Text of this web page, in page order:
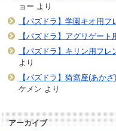
ョー より
【パズドラ】学園キオ用フ
【パズドラ】アグリゲー
【パズドラ】キリン用フ
より
【パズドラ】猗窩座(あか
ケメン より
アーカイブ